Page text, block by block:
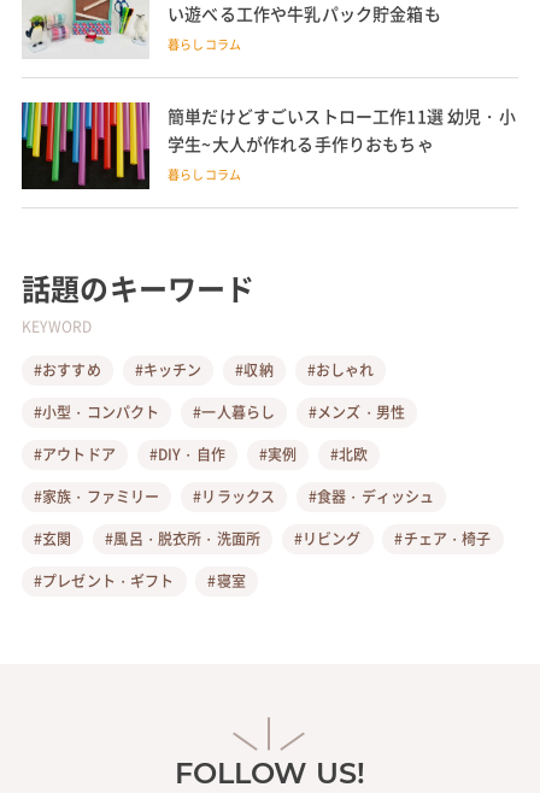
い遊べる工作や牛乳パック貯金箱も
暮らしコラム
簡単だけどすごいストロー工作11選 幼児・小
学生~大人が作れる手作りおもちゃ
暮らしコラム
話題のキーワード
KEYWORD
#おすすめ
#キッチン #収納
#おしゃれ
#小型・コンパクト
#一人暮らし
#メンズ・男性
#アウトドア
#DIY・自作 #実例
#北欧
#家族・ファミリー
#リラックス
#食器・ディッシュ
#玄関
#風呂・脱衣所・洗面所 #リビング
#チェア・椅子
#プレゼント・ギフト
#寝室
FOLLOW US!